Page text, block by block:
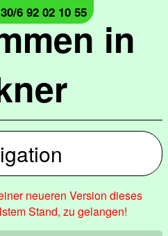
in
6 92 02 10 55
neueren Version dieses
Stand, zu gelangen!